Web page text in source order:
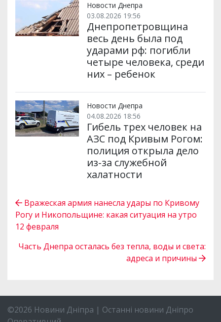
Новости Днепра
03.08.2026 19:56
Днепропетровщина
весь день была под
ударами рф: погибли
четыре человека, среди
них – ребенок
Новости Днепра
04.08.2026 18:56
Гибель трех человек на
АЗС под Кривым Рогом:
полиция открыла дело
из-за служебной
халатности
Вражеская армия нанесла удары по Кривому
Рогу и Никопольщине: какая ситуация на утро
12 февраля
Часть Днепра осталась без тепла, воды и света:
адреса и причины
©2026 Новини Дніпра | Останні новини Дніпро